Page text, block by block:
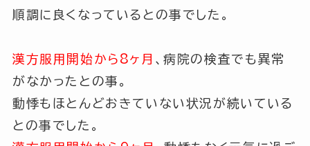
順調に良くなっているとの事でした。
漢方服用開始から8ヶ月 、病院の検査でも異常
がなかったとの事。
動悸もほとんどおきていない状況が続いている
との事でした。